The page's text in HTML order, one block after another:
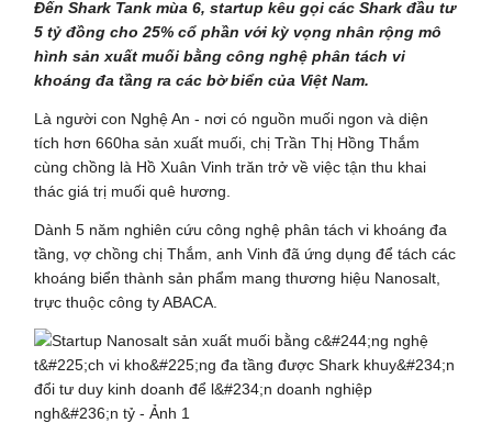
Đến Shark Tank mùa 6, startup kêu gọi các Shark đầu tư
5 tỷ đồng cho 25% cổ phần với kỳ vọng nhân rộng mô
hình sản xuất muối bằng công nghệ phân tách vi
khoáng đa tầng ra các bờ biển của Việt Nam.
Là người con Nghệ An - nơi có nguồn muối ngon và diện
tích hơn 660ha sản xuất muối, chị Trần Thị Hồng Thắm
cùng chồng là Hồ Xuân Vinh trăn trở về việc tận thu khai
thác giá trị muối quê hương.
Dành 5 năm nghiên cứu công nghệ phân tách vi khoáng đa
tầng, vợ chồng chị Thắm, anh Vinh đã ứng dụng để tách các
khoáng biển thành sản phẩm mang thương hiệu Nanosalt,
trực thuộc công ty ABACA.